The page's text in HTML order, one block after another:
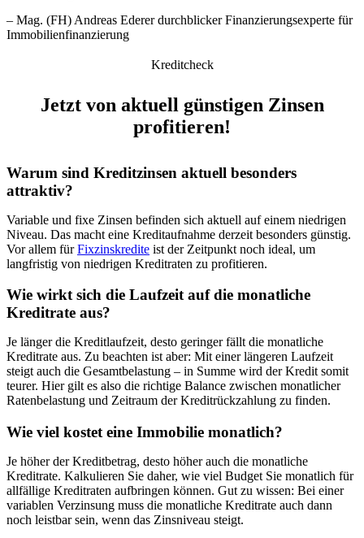
– Mag. (FH) Andreas Ederer durchblicker Finanzierungsexperte für
Immobilienfinanzierung
Kreditcheck
Jetzt von aktuell günstigen Zinsen
profitieren!
Warum sind Kreditzinsen aktuell besonders
attraktiv?
Variable und fixe Zinsen befinden sich aktuell auf einem niedrigen
Niveau. Das macht eine Kreditaufnahme derzeit besonders günstig.
Vor allem fürFixzinskredite ist der Zeitpunkt noch ideal, um
langfristig von niedrigen Kreditraten zu profitieren.
Wie wirkt sich die Laufzeit auf die monatliche
Kreditrate aus?
Je länger die Kreditlaufzeit, desto geringer fällt die monatliche
Kreditrate aus. Zu beachten ist aber: Mit einer längeren Laufzeit
steigt auch die Gesamtbelastung – in Summe wird der Kredit somit
teurer. Hier gilt es also die richtige Balance zwischen monatlicher
Ratenbelastung und Zeitraum der Kreditrückzahlung zu finden.
Wie viel kostet eine Immobilie monatlich?
Je höher der Kreditbetrag, desto höher auch die monatliche
Kreditrate. Kalkulieren Sie daher, wie viel Budget Sie monatlich für
allfällige Kreditraten aufbringen können. Gut zu wissen: Bei einer
variablen Verzinsung muss die monatliche Kreditrate auch dann
noch leistbar sein, wenn das Zinsniveau steigt.